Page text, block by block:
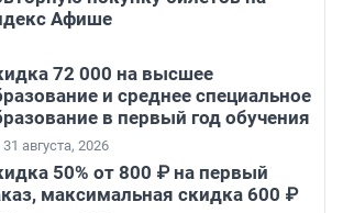
Афише
72 000 на высшее
и среднее специальное
в первый год обучения
августа, 2026
50% от 800 ₽ на первый
максимальная скидка 600 ₽